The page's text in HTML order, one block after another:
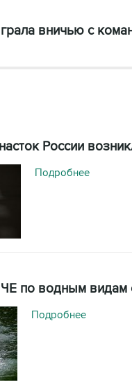
вничью с
России
Подробнее
по водным видам
Подробнее